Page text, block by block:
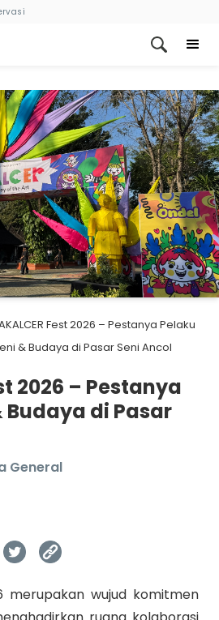
Fest 2026 – Pestanya Pelaku
& Budaya di Pasar Seni Ancol
2026 – Pestanya
Budaya di Pasar
General
merupakan wujud komitmen